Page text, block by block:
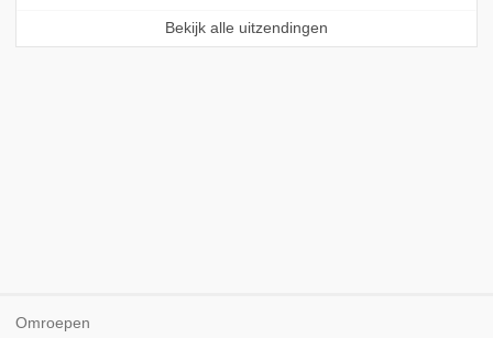
Bekijk alle uitzendingen
Omroepen